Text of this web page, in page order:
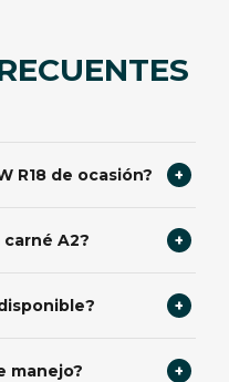
R18 de ocasión? +
disponibles.
carné A2? +
+
manejo? +